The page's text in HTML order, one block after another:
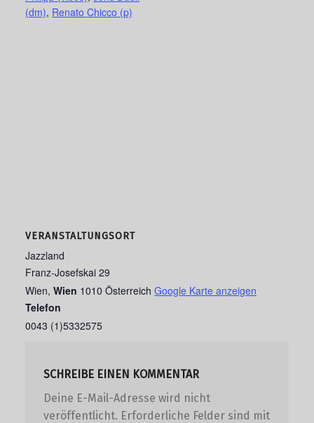
(dm), Renato Chicco (p)
VERANSTALTUNGSORT
Jazzland
Franz-Josefskai 29
Wien, Wien 1010 Österreich Google Karte anzeigen
Telefon
0043 (1)5332575
SCHREIBE EINEN KOMMENTAR
Deine E-Mail-Adresse wird nicht
veröffentlicht. Erforderliche Felder sind mit